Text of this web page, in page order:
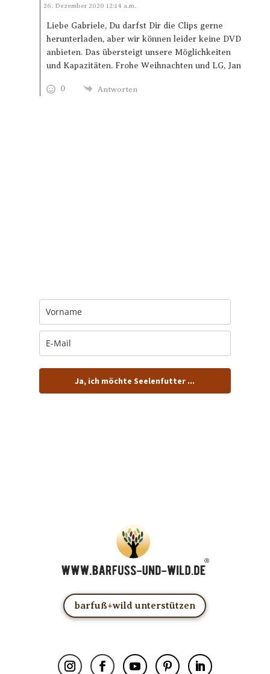
Antworten
26. Dezember 2020 12:14 a.m.
Liebe Gabriele, Du darfst Dir die Clips gerne
herunterladen, aber wir können leider keine DVD
anbieten. Das übersteigt unsere Möglichkeiten
und Kapazitäten. Frohe Weihnachten und LG, Jan
0 Antworten
Ja, ich möchte Seelenfutter ...
barfuß+wild unterstützen